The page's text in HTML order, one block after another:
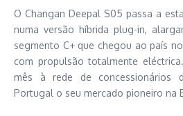
O Changan Deepal S05 passa a
numa versão híbrida plug-in,
segmento C+ que chegou ao país
com propulsão totalmente eléctrica.
mês à rede de concessionários
Portugal o seu mercado pioneiro na